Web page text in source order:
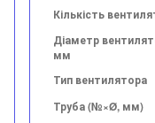
Кількість
Діаметр
мм
Тип вентилятора
Труба (№×Ø, мм)